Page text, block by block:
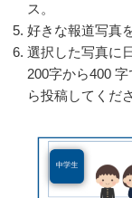
ス。
好きな報道写真
選択した写真に
200字から400
ら投稿してくだ